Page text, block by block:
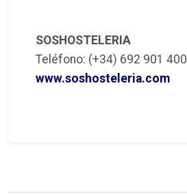
SOSHOSTELERIA
Teléfono: (+34) 692 901 400
www.soshosteleria.com